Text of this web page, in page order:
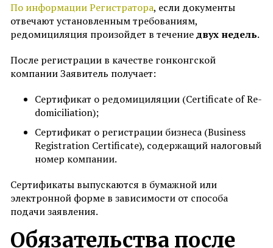
По информации Регистратора, если документы
отвечают установленным требованиям,
редомициляция произойдет в течениедвух недель.
После регистрации в качестве гонконгской
компании Заявитель получает:
Сертификат о редомициляции (Certificate of Re-
domiciliation);
Сертификат о регистрации бизнеса (Business
Registration Certificate), содержащий налоговый
номер компании.
Сертификаты выпускаются в бумажной или
электронной форме в зависимости от способа
подачи заявления.
Обязательства после